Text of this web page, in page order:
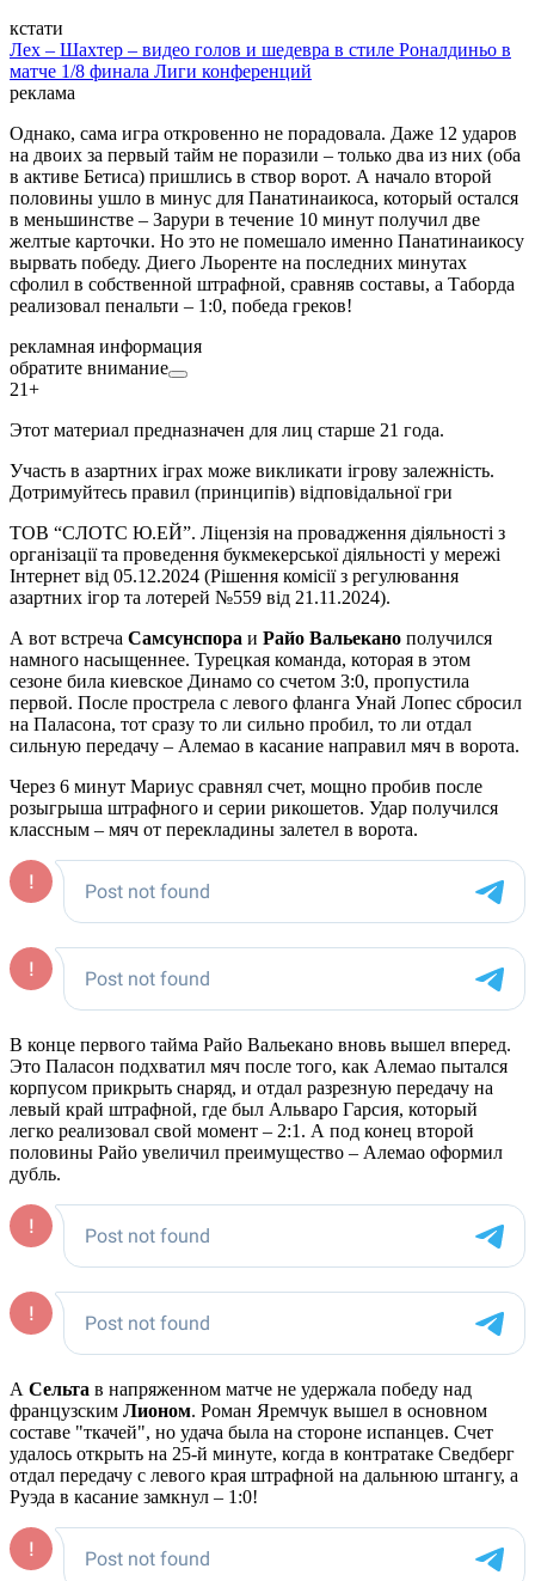
кстати
Лех – Шахтер – видео голов и шедевра в стиле Роналдиньо в
матче 1/8 финала Лиги конференций
реклама
Однако, сама игра откровенно не порадовала. Даже 12 ударов
на двоих за первый тайм не поразили – только два из них (оба
в активе Бетиса) пришлись в створ ворот. А начало второй
половины ушло в минус для Панатинаикоса, который остался
в меньшинстве – Зарури в течение 10 минут получил две
желтые карточки. Но это не помешало именно Панатинаикосу
вырвать победу. Диего Льоренте на последних минутах
сфолил в собственной штрафной, сравняв составы, а Таборда
реализовал пенальти – 1:0, победа греков!
рекламная информация
обратите внимание
21+
Этот материал предназначен для лиц старше 21 года.
Участь в азартних іграх може викликати ігрову залежність.
Дотримуйтесь правил (принципів) відповідальної гри
ТОВ “СЛОТС Ю.ЕЙ”. Ліцензія на провадження діяльності з
організації та проведення букмекерської діяльності у мережі
Інтернет від 05.12.2024 (Рішення комісії з регулювання
азартних ігор та лотерей №559 від 21.11.2024).
А вот встреча Самсунспора и Райо Вальекано получился
намного насыщеннее. Турецкая команда, которая в этом
сезоне била киевское Динамо со счетом 3:0, пропустила
первой. После прострела с левого фланга Унай Лопес сбросил
на Паласона, тот сразу то ли сильно пробил, то ли отдал
сильную передачу – Алемао в касание направил мяч в ворота.
Через 6 минут Мариус сравнял счет, мощно пробив после
розыгрыша штрафного и серии рикошетов. Удар получился
классным – мяч от перекладины залетел в ворота.
В конце первого тайма Райо Вальекано вновь вышел вперед.
Это Паласон подхватил мяч после того, как Алемао пытался
корпусом прикрыть снаряд, и отдал разрезную передачу на
левый край штрафной, где был Альваро Гарсия, который
легко реализовал свой момент – 2:1. А под конец второй
половины Райо увеличил преимущество – Алемао оформил
дубль.
А Сельта в напряженном матче не удержала победу над
французским Лионом. Роман Яремчук вышел в основном
составе "ткачей", но удача была на стороне испанцев. Счет
удалось открыть на 25-й минуте, когда в контратаке Сведберг
отдал передачу с левого края штрафной на дальнюю штангу, а
Руэда в касание замкнул – 1:0!